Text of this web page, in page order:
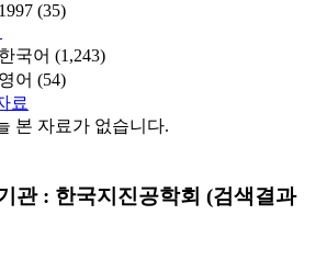
1997 (35)
한국어 (1,243)
영어 (54)
료
본 자료가 없습니다.
관 : 한국지진공학회 (검색결과